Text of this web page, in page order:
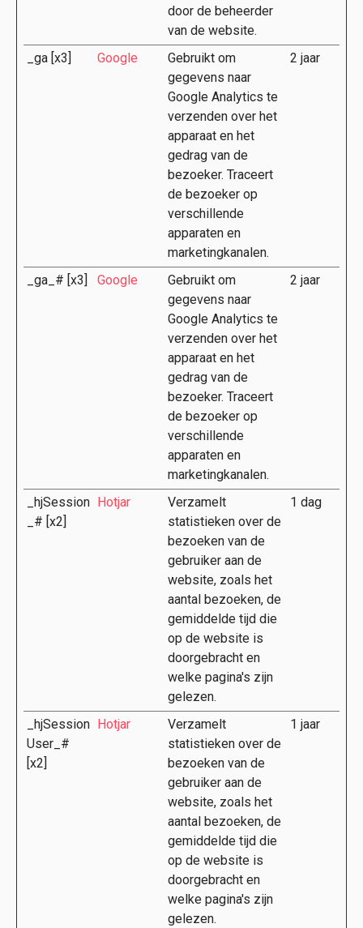
door de beheerder
van de website.
_ga [x3] Google
Gebruikt om
gegevens naar
Google Analytics te
verzenden over het
apparaat en het
gedrag van de
bezoeker. Traceert
de bezoeker op
verschillende
apparaten en
marketingkanalen.
2 jaar
_ga_# [x3] Google
Gebruikt om
gegevens naar
Google Analytics te
verzenden over het
apparaat en het
gedrag van de
bezoeker. Traceert
de bezoeker op
verschillende
apparaten en
marketingkanalen.
2 jaar
_hjSession
_# [x2]
Hotjar
Verzamelt
statistieken over de
bezoeken van de
gebruiker aan de
website, zoals het
aantal bezoeken, de
gemiddelde tijd die
op de website is
doorgebracht en
welke pagina's zijn
gelezen.
1 dag
_hjSession
User_#
[x2]
Hotjar
Verzamelt
statistieken over de
bezoeken van de
gebruiker aan de
website, zoals het
aantal bezoeken, de
gemiddelde tijd die
op de website is
doorgebracht en
welke pagina's zijn
gelezen.
1 jaar